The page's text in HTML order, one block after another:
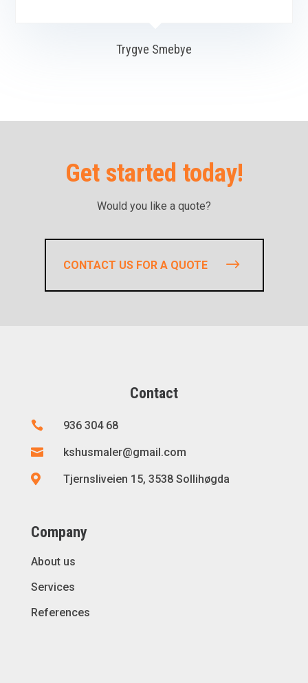
Trygve Smebye
Get started today!
Would you like a quote?
CONTACT US FOR A QUOTE
Contact
 936 304 68
 kshusmaler@gmail.com
 Tjernsliveien 15, 3538 Sollihøgda
Company
About us
Services
References